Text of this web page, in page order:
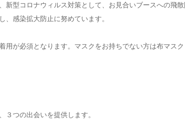
新型コロナウィルス対策として、お見合いブースへの飛
、感染拡大防止に努めています。
用が必須となります。マスクをお持ちでない方は布マス
３つの出会いを提供します。